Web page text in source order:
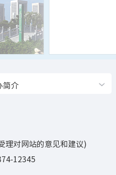
简介
理对网站的意见和建议)
12345